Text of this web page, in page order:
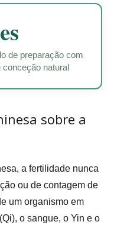
de preparação com
conceção natural
sobre a
a fertilidade nunca
ou de contagem de
um organismo em
o sangue, o Yin e o